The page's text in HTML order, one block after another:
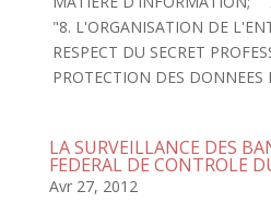
"8. L'ORGANISATION DE
RESPECT DU SECRET
PROTECTION DES DONNEES
LA SURVEILLANCE DES
FEDERAL DE CONTROLE
Avr 27, 2012